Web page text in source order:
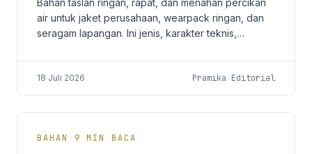
Bahan taslan ringan, rapat, dan menahan percikan
air untuk jaket perusahaan, wearpack ringan, dan
seragam lapangan. Ini jenis, karakter teknis,
kriteria pemilihan.
18 Juli 2026 Pramika Editorial
BAHAN · 9 MIN BACA